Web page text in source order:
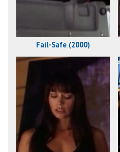
Fail-Safe (2000)